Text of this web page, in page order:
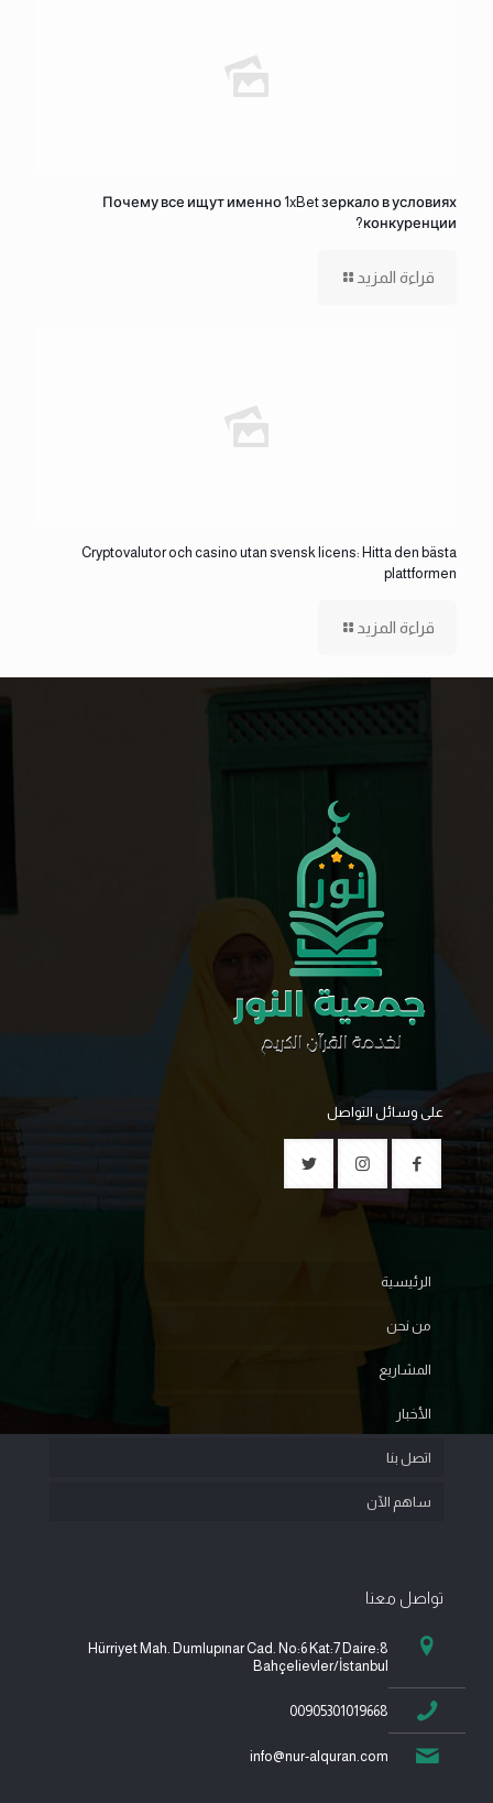
Почему все ищут именно 1xBet зеркало в условиях
конкуренции?
قراءة المزيد
Cryptovalutor och casino utan svensk licens: Hitta den bästa
plattformen
قراءة المزيد
على وسائل التواصل
الرئيسية
من نحن
المشاريع
الأخبار
اتصل بنا
ساهم الآن
تواصل معنا
Hürriyet Mah. Dumlupınar Cad. No:6 Kat:7 Daire:8
Bahçelievler/İstanbul
00905301019668
info@nur-alquran.com